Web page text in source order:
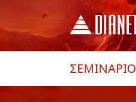
ΣΕΜΙΝΑΡΙΟ